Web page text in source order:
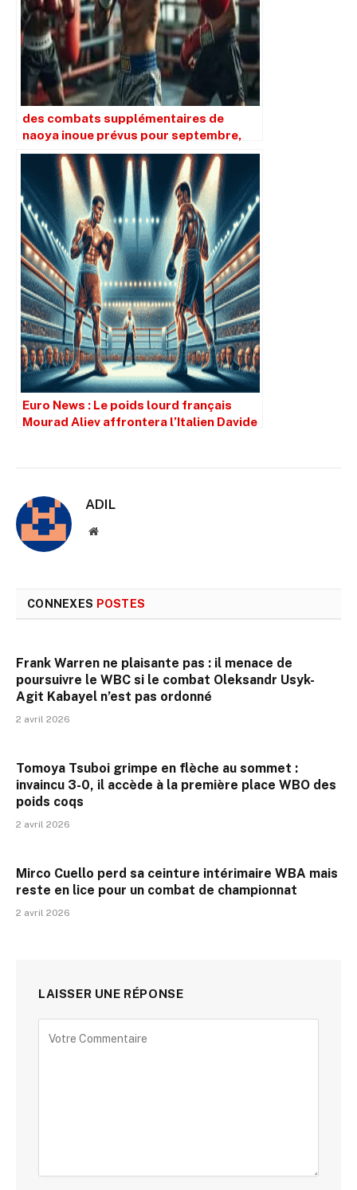
des combats supplémentaires de
naoya inoue prévus pour septembre,
décembre et début 2026
Euro News : Le poids lourd français
Mourad Aliev affrontera l’Italien Davide
ADIL
Site
CONNEXES POSTES
Frank Warren ne plaisante pas : il menace de
poursuivre le WBC si le combat Oleksandr Usyk-
Agit Kabayel n’est pas ordonné
2 avril 2026
Tomoya Tsuboi grimpe en flèche au sommet :
invaincu 3-0, il accède à la première place WBO des
poids coqs
2 avril 2026
Mirco Cuello perd sa ceinture intérimaire WBA mais
reste en lice pour un combat de championnat
2 avril 2026
LAISSER UNE RÉPONSE